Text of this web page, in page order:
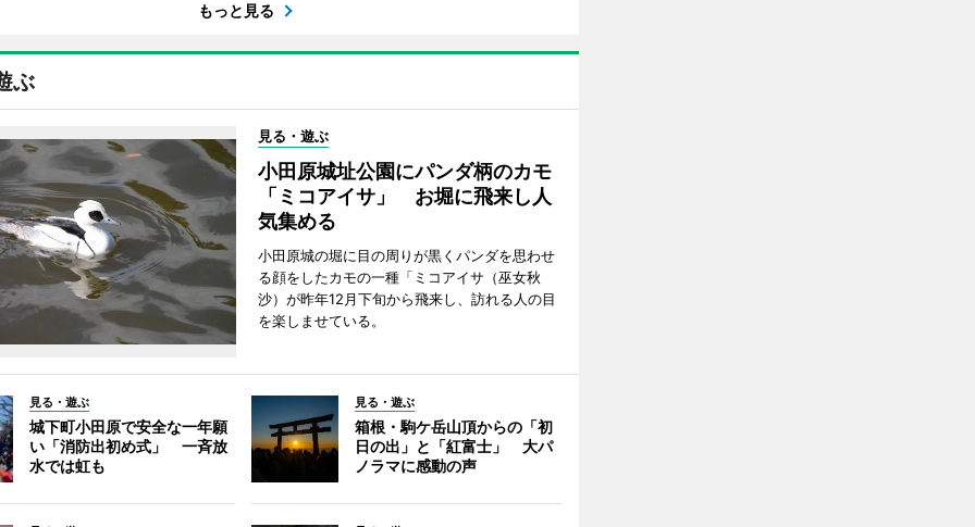
もっと見る
ぶ
見る・遊ぶ
小田原城址公園にパンダ柄のカモ
「ミコアイサ」 お堀に飛来し人
気集める
小田原城の堀に目の周りが黒くパンダを思わせ
る顔をしたカモの一種「ミコアイサ（巫女秋
沙）が昨年12月下旬から飛来し、訪れる人の目
を楽しませている。
見る・遊ぶ
城下町小田原で安全な一年願
い「消防出初め式」 一斉放
水では虹も
見る・遊ぶ
箱根・駒ケ岳山頂からの「初
日の出」と「紅富士」 大パ
ノラマに感動の声